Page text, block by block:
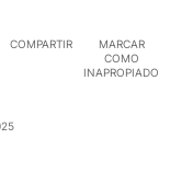
COMPARTIR
MARCAR
COMO
INAPROPIADO